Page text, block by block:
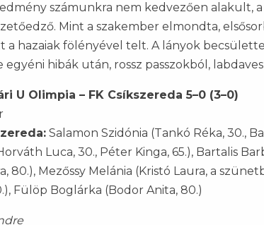
számunkra nem kedvezően
Mint a szakember elmondta,
a hazaiak fölényével telt. A lányok
egyéni hibák után, rossz passzokból,
U Olimpia – FK Csíkszereda 5–0 (3–0)
Salamon Szidónia (Tankó Réka, 30.,
Luca, 30., Péter Kinga, 65.), Bartalis
80.), Mezőssy Melánia (Kristó Laura, a
Fülöp Boglárka (Bodor Anita, 80.)